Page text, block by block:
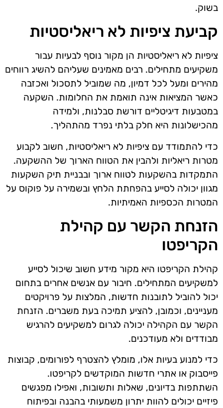
בשוק.
קביעת ציפיות לא ריאליסטיות
ציפיות לא ריאליסטיות הן מקור נוסף לבעיות עבור
משקיעים מתחילים. רבים מאמינים שעליהם להשיג רווחים
מהירים ומעל לכל דמיון, מה שמוביל לתסכול ואכזבה
כאשר המציאות אינה תואמת את החלומות. השקעה
במטבעות דיגיטליים דורשת סבלנות, ולמידה
מהכישלונות היא חלק בלתי נפרד מהתהליך.
כדי להתמודד עם ציפיות לא ריאליסטיות, חשוב לקבוע
מטרות ריאליות ולהבין את הטווח הארוך של ההשקעה.
התמקדות בהשקעות לטווח ארוך ובבניית תיק השקעות
מגוון יכולה לסייע בהפחתת הלחץ ובשמירה על פוקוס על
המטרות הכספיות האמיתיות.
הזנחת הקשר עם קהילת
הקריפטו
קהילת הקריפטו היא מקור מידע חשוב שיכול לסייע
למשקיעים המתחילים. חיבור עם אנשים אחרים בתחום
יכול להוביל לתובנות חדשות, המלצות על פרויקטים
מעניינים, וכמובן, להציע תמיכה בעת משברים. הזנחת
הקשר עם הקהילה יכולה לגרום למשקיעים להרגיש
מבודדים ולא מעודכנים.
כדי למנוע בעיות אלו, מומלץ להצטרף לפורומים, קבוצות
פייסבוק או אתרי חדשות המוקדשים לקריפטו.
השתתפות בדיונים, שאלות ותשובות, ואפילו מפגשים
פיזיים יכולים להוות יתרון משמעותי בהבנה ובפיתוח